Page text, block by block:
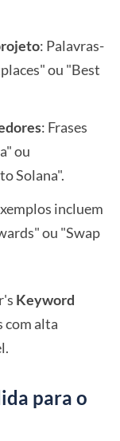
: Palavras-
ou "Best
: Frases
ou
Solana".
incluem
ou "Swap
Keyword
com alta
para o